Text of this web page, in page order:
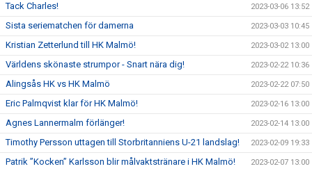
Tack Charles! 2023-03-06 13:52
Sista seriematchen för damerna 2023-03-03 10:45
Kristian Zetterlund till HK Malmö! 2023-03-02 13:00
Världens skönaste strumpor - Snart nära dig! 2023-02-22 10:36
Alingsås HK vs HK Malmö 2023-02-22 07:50
Eric Palmqvist klar för HK Malmö! 2023-02-16 13:00
Agnes Lannermalm förlänger! 2023-02-14 13:00
Timothy Persson uttagen till Storbritanniens U-21 landslag! 2023-02-09 19:33
Patrik ”Kocken” Karlsson blir målvaktstränare i HK Malmö! 2023-02-07 13:00